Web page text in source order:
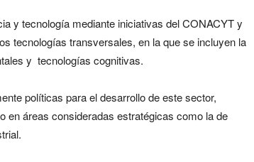
y tecnología mediante iniciativas del CONACYT y
tecnologías transversales, en la que se incluyen la
y tecnologías cognitivas.
políticas para el desarrollo de este sector,
en áreas consideradas estratégicas como la de